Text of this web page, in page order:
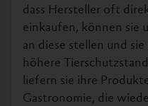
dass Hersteller oft
einkaufen, können sie
an diese stellen und
höhere
liefern sie ihre
Gastronomie, die